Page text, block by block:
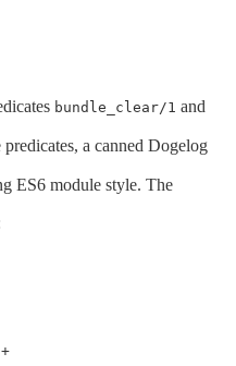
bundle_clear/1 and
a canned Dogelog
ES6 module style. The